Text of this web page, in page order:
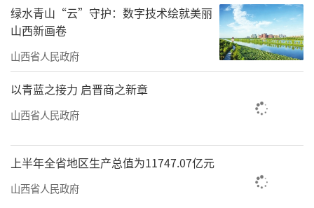
资源宝库
8月20日，单机游戏《黑神话：悟空》上
线，这部现象级国产3A游戏不仅受到游戏圈的
极大关注，更是引发线下古建探秘热。
《黑神话：悟空》里的36个场景中有27处
来自山西，其中就包括广胜寺。广胜寺始建于
东汉，除上寺飞虹塔及大雄宝殿于明代重建
外，其余多为元代建筑。“知道我是广胜寺工
绿水青山“云”守护：数字技术绘就美丽
山西新画卷
山西省人民政府
以青蓝之接力 启晋商之新章
山西省人民政府
上半年全省地区生产总值为11747.07亿元
山西省人民政府